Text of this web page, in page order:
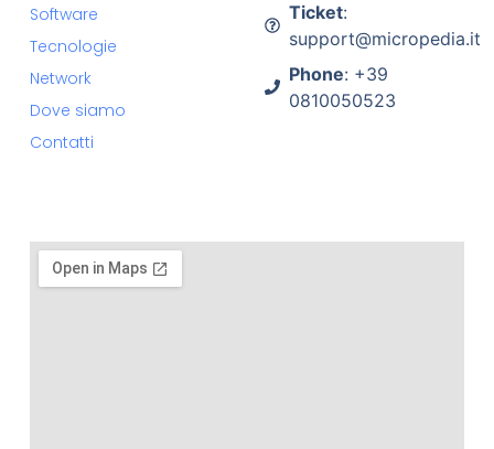
Software
Tecnologie
Network
Dove siamo
Contatti
Ticket:
support@micropedia.it
Phone: +39
0810050523